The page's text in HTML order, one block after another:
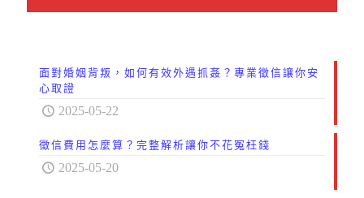
面對婚姻背叛，如何有效外遇抓姦？專業徵信讓你安
心取證
2025-05-22
徵信費用怎麼算？完整解析讓你不花冤枉錢
2025-05-20